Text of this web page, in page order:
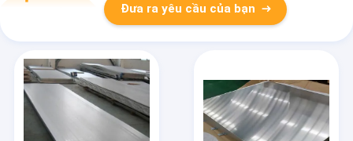
Đưa ra yêu cầu của bạn